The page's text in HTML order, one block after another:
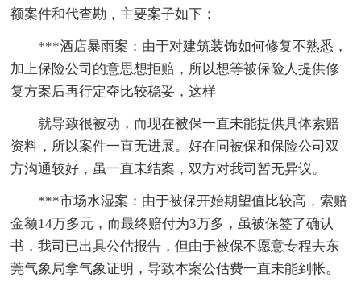
额案件和代查勘，主要案子如下：
***酒店暴雨案：由于对建筑装饰如何修复不熟悉，
加上保险公司的意思想拒赔，所以想等被保险人提供修
复方案后再行定夺比较稳妥，这样
就导致很被动，而现在被保一直未能提供具体索赔
资料，所以案件一直无进展。好在同被保和保险公司双
方沟通较好，虽一直未结案，双方对我司暂无异议。
***市场水湿案：由于被保开始期望值比较高，索赔
金额14万多元，而最终赔付为3万多，虽被保签了确认
书，我司已出具公估报告，但由于被保不愿意专程去东
莞气象局拿气象证明，导致本案公估费一直未能到帐。